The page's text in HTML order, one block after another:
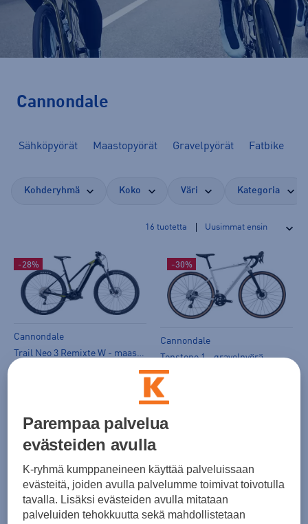
Cannondale
Sähköpyörät Maastopyörät Gravelpyörät Fatbike
Kohderyhmä Koko Väri Kategoria
16 tuotetta
-28%
Cannondale
Trail Neo 3 Remixte W - maastosähköpyörä
30pv alin hinta: 2799€
-30%
Cannondale
Topstone 1 - gravelpyörä
1799,00 €
30pv alin hinta: 2599€
Parempaa palvelua
evästeiden avulla
K-ryhmä kumppaneineen käyttää palveluissaan
evästeitä, joiden avulla palvelumme toimivat toivotulla
tavalla. Lisäksi evästeiden avulla mitataan
palveluiden tehokkuutta sekä mahdollistetaan